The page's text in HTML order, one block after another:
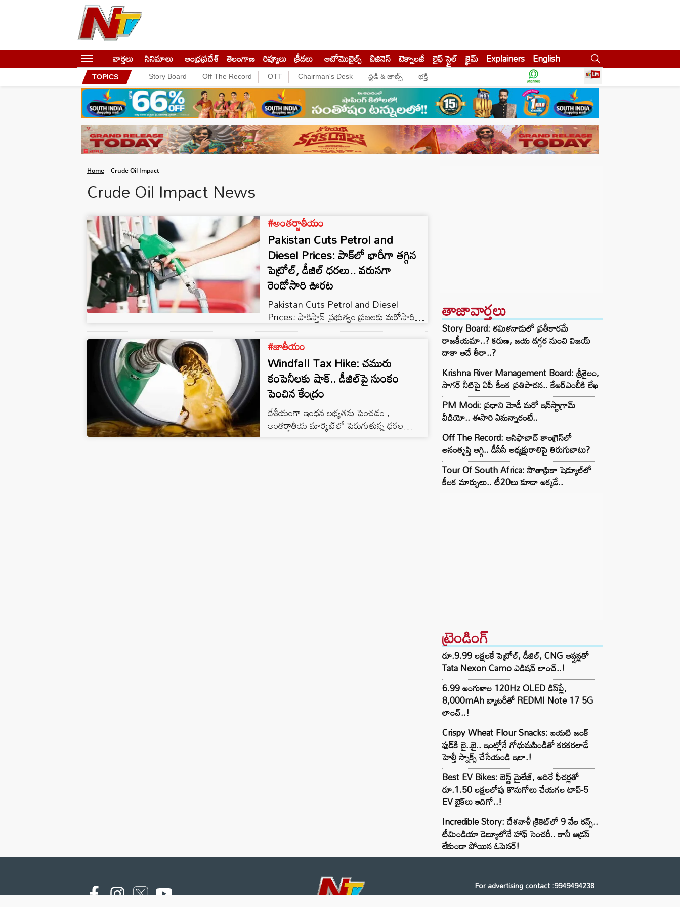
వార్తలు సినిమాలు ఆంధ్రప్రదేశ్ తెలంగాణ రివ్యూలు క్రీడలు ఆటోమొబైల్స్ బిజినెస్‌ టెక్నాలజీ లైఫ్ స్టైల్ క్రైమ్ Explainers English
TOPICS Story Board Off The Record OTT Chairman's Desk స్టడీ & జాబ్స్ భక్తి
Home Crude Oil Impact
Crude Oil Impact News
#అంతర్జాతీయం
Pakistan Cuts Petrol and
Diesel Prices: పాక్‌లో భారీగా తగ్గిన
పెట్రోల్, డీజిల్ ధరలు.. వరుసగా
రెండోసారి ఊరట
Pakistan Cuts Petrol and Diesel
Prices: పాకిస్తాన్‌ ప్రభుత్వం ప్రజలకు మరోసారి
మరియు హై-స్పీడ్ డీజిల్ (HSD) ధరలను తగ్గిస్తూ
కొత్త నిర్ణయం తీసుకుంది. తాజా ప్రకటన ప్రకారం
పెట్రోల్ ధరను లీటరుకు రూ.6, డీజిల్ ధరను
రూ.6.80 మేర తగ్గించారు. ఈ కొత్త ధరలు మే 23
నుంచి అమల్లోకి వచ్చినట్లు పాకిస్తాన్ ప్రభుత్వం
వెల్లడించింది. కొత్త ధరల ప్రకారం పాకిస్తాన్‌లో
పెట్రోల్ ధర లీటరుకు రూ.403.78గా…
#జాతీయం
Windfall Tax Hike: చమురు
కంపెనీలకు షాక్.. డీజిల్‌పై సుంకం
పెంచిన కేంద్రం
దేశీయంగా ఇంధన లభ్యతను పెంచడం ,
అంతర్జాతీయ మార్కెట్‌లో పెరుగుతున్న ధరల
నేపథ్యంలో కేంద్ర ప్రభుత్వం కీలక అడుగు వేసింది.
తాజావార్తలు
Story Board: తమిళనాడులో ప్రతీకారమే
రాజకీయమా..? కరుణ, జయ దగ్గర నుంచి విజయ్
దాకా అదే తీరా..?
Krishna River Management Board: శ్రీశైలం,
సాగర్ నీటిపై ఏపీ కీలక ప్రతిపాదన.. కేఆర్ఎంబీకి లేఖ
PM Modi: ప్రధాని మోడీ మరో ఇన్‌స్టాగ్రామ్
వీడియో.. ఈసారి ఏమన్నారంటే..
Off The Record: ఆసిఫాబాద్ కాంగ్రెస్‌లో
అసంతృప్తి అగ్గి.. డీసీసీ అధ్యక్షురాలిపై తిరుగుబాటు?
Tour Of South Africa: సౌతాఫ్రికా షెడ్యూల్‌లో
కీలక మార్పులు.. టీ20లు కూడా అక్కడే..
ట్రెండింగ్‌
రూ.9.99 లక్షలకే పెట్రోల్, డీజిల్, CNG ఆప్షన్లతో
Tata Nexon Camo ఎడిషన్ లాంచ్..!
6.99 అంగుళాల 120Hz OLED డిస్‌ప్లే,
8,000mAh బ్యాటరీతో REDMI Note 17 5G
లాంచ్..!
Crispy Wheat Flour Snacks: బయటి జంక్
ఫుడ్‌కి బై..బై.. ఇంట్లోనే గోధుమపిండితో కరకరలాడే
హెల్తీ స్నాక్స్ చేసేయండి ఇలా.!
Best EV Bikes: బెస్ట్ మైలేజ్, అదిరే ఫీచర్లతో
రూ.1.50 లక్షలలోపు కొనుగోలు చేయగల టాప్-5
EV బైక్‌లు ఇదిగో..!
Incredible Story: దేశవాళీ క్రికెట్‌లో 9 వేల రన్స్..
టీమిండియా డెబ్యూలోనే హాఫ్ సెంచరీ.. కానీ అడ్రస్
లేకుండా పోయిన ఓపెనర్!
For advertising contact :9949494238
Email: digital@ntvnetwork.com